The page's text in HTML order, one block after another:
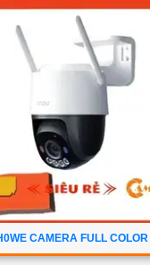
Camera IPC-K7FP-
người và động vật,
CAMERA FULL